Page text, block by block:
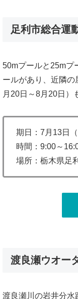
足利市総合運
50mプールと25mプ
ールがあり、近隣
月20日～8月20日）
期日：7月13日
時間：9:00～
場所：栃木県足
渡良瀬ウオー
渡良瀬川の岩井分水